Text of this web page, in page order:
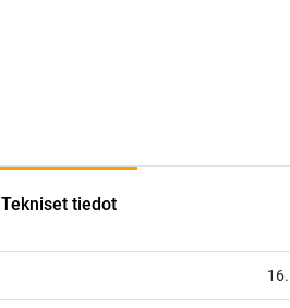
Tekniset tiedot